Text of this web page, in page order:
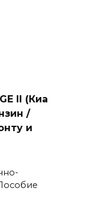
II (Киа
/
и